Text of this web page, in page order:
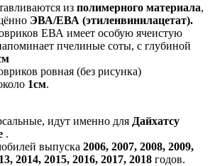
из полимерного материала,
ЭВА/ЕВА (этиленвинилацетат).
ЕВА имеет особую ячеистую
пчелиные соты, с глубиной
ровная (без рисунка)
1см.
идут именно для Дайхатсу
.
выпуска 2006, 2007, 2008, 2009,
2014, 2015, 2016, 2017, 2018 годов.